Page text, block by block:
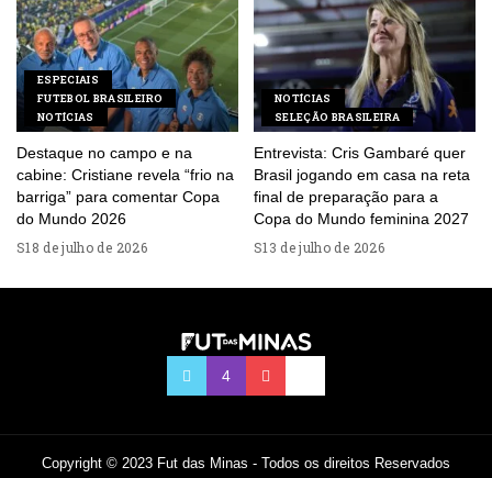
ESPECIAIS
FUTEBOL BRASILEIRO
NOTÍCIAS
Destaque no campo e na
cabine: Cristiane revela “frio na
barriga” para comentar Copa
do Mundo 2026
18 de julho de 2026
NOTÍCIAS
SELEÇÃO BRASILEIRA
Entrevista: Cris Gambaré quer
Brasil jogando em casa na reta
final de preparação para a
Copa do Mundo feminina 2027
13 de julho de 2026
Copyright © 2023 Fut das Minas - Todos os direitos Reservados